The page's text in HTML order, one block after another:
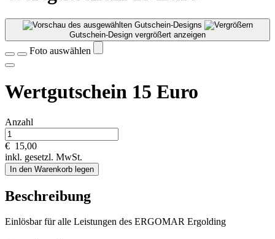
Gutschein-Design vergrößert anzeigen
Foto auswählen
Wertgutschein 15 Euro
Anzahl
€ 15,00
inkl. gesetzl. MwSt.
In den Warenkorb legen
Beschreibung
Einlösbar für alle Leistungen des ERGOMAR Ergolding